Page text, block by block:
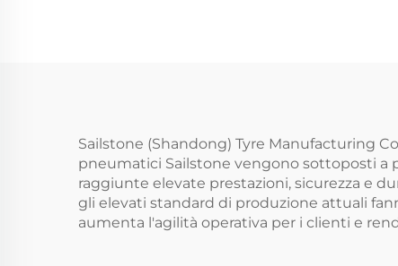
Sailstone (Shandong) Tyre Manufacturing
pneumatici Sailstone vengono sottoposti a
raggiunte elevate prestazioni, sicurezza e
gli elevati standard di produzione attuali
aumenta l'agilità operativa per i clienti e